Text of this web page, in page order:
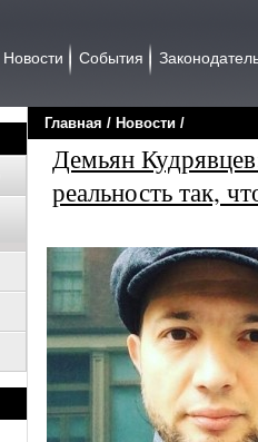
Новости События
Главная / Новости /
Демьян
реальность так,